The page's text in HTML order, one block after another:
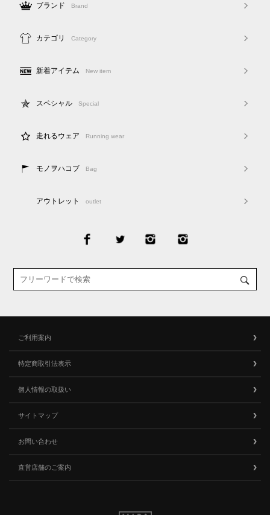
ブランド Brand
カテゴリ Category
新着アイテム New item
スペシャル Special
走れるウェア Running wear
モノヲハコブ Bag
アウトレット outlet
ご利用案内
特定商取引法表示
個人情報の取扱い
サイトマップ
お問い合わせ
直営店舗のご案内